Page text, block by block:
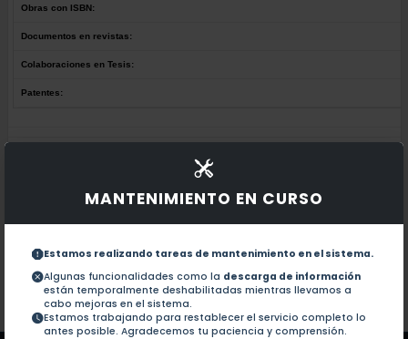
MANTENIMIENTO EN CURSO
Estamos realizando tareas de mantenimiento en el sistema.
Algunas funcionalidades como la descarga de información
están temporalmente deshabilitadas mientras llevamos a
cabo mejoras en el sistema.
Estamos trabajando para restablecer el servicio completo lo
antes posible. Agradecemos tu paciencia y comprensión.
Obras con ISBN:
Documentos en revistas:
Colaboraciones en Tesis:
Patentes:
Colaboraciones en Tesis: No hay tesis de este autor.
Patentes: No hay patentes de este autor.